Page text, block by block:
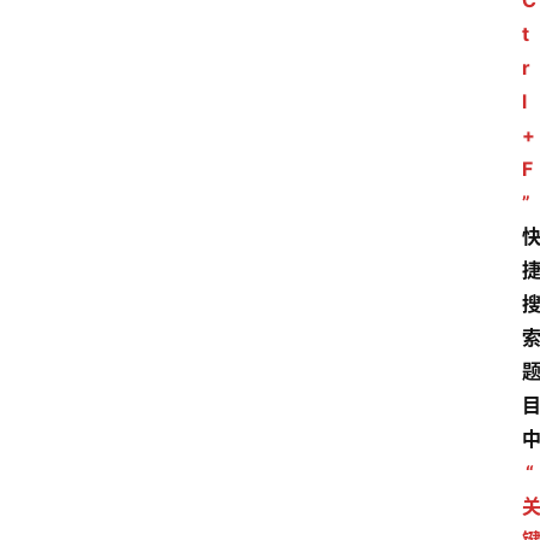
t
r
l
+
F
”
快
捷
搜
索
题
目
中
“
关